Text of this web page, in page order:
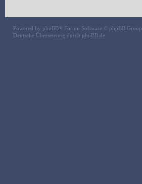
Powered by phpBB® Forum Software © phpBB Group
Deutsche Übersetzung durch phpBB.de